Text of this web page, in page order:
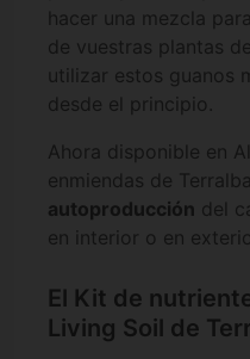
hacer una mezcla
de vuestras plantas
utilizar estos guanos
desde el principio.
Ahora disponible en
enmiendas de
autoproducción del
en interior o en
El Kit de
Living Soil de